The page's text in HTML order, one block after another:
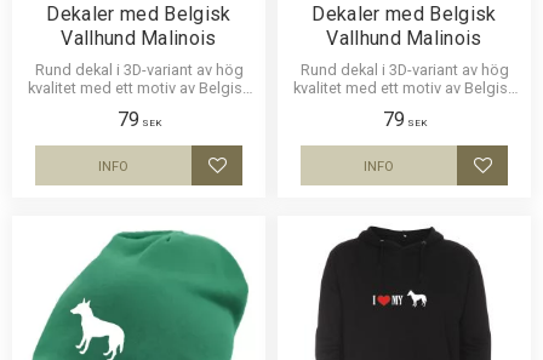
Dekaler med Belgisk
Vallhund Malinois
Rund dekal i 3D-variant av hög
kvalitet med ett motiv av Belgisk
storlekar 10 cm , 15 cm och 30
cm i diameter.
79 SEK
Lägg till i favoriter
INFO
Dekaler med Belgisk
Vallhund Malinois
Rund dekal i 3D-variant av hög
kvalitet med ett motiv av Belgisk
storlekar 10 cm och 15 cm i
diameter.
79 SEK
Lägg
INFO